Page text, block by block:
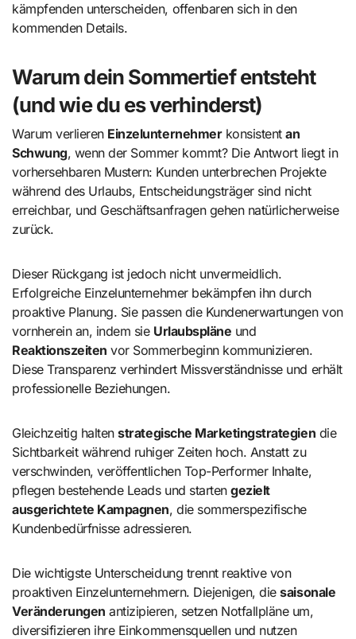
kämpfenden unterscheiden, offenbaren sich in den
kommenden Details.
Warum dein Sommertief entsteht
(und wie du es verhinderst)
Warum verlieren Einzelunternehmerkonsistentan
Schwung, wenn der Sommer kommt? Die Antwort liegt in
vorhersehbaren Mustern: Kunden unterbrechen Projekte
während des Urlaubs, Entscheidungsträger sind nicht
erreichbar, und Geschäftsanfragen gehen natürlicherweise
zurück.
Dieser Rückgang ist jedoch nicht unvermeidlich.
Erfolgreiche Einzelunternehmer bekämpfen ihn durch
proaktive Planung. Sie passen die Kundenerwartungen von
vornherein an, indem sie Urlaubspläne und
Reaktionszeiten vor Sommerbeginn kommunizieren.
Diese Transparenz verhindert Missverständnisse und erhält
professionelle Beziehungen.
Gleichzeitig haltenstrategische Marketingstrategien die
Sichtbarkeit während ruhiger Zeiten hoch. Anstatt zu
verschwinden, veröffentlichen Top-Performer Inhalte,
pflegen bestehende Leads und startengezielt
ausgerichtete Kampagnen, die sommerspezifische
Kundenbedürfnisse adressieren.
Die wichtigste Unterscheidung trennt reaktive von
proaktiven Einzelunternehmern. Diejenigen, diesaisonale
Veränderungen antizipieren, setzen Notfallpläne um,
diversifizieren ihre Einkommensquellen und nutzen